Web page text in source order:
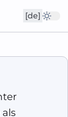
[de]